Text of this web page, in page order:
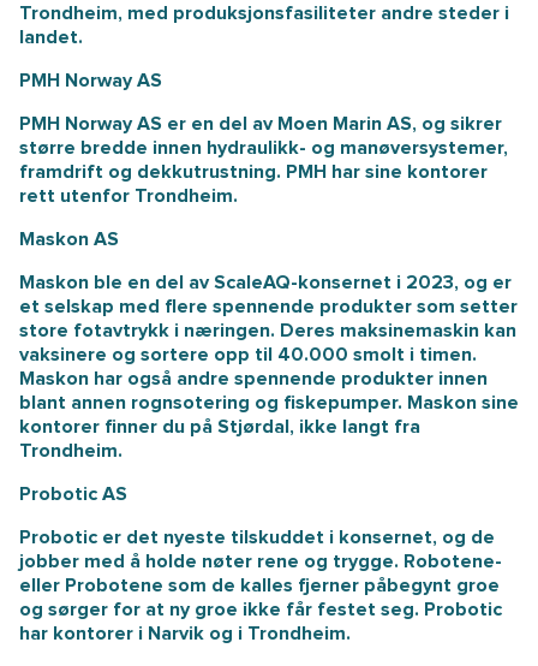
Trondheim, med produksjonsfasiliteter andre steder i
landet.
PMH Norway AS
PMH Norway AS er en del av Moen Marin AS, og sikrer
større bredde innen hydraulikk- og manøversystemer,
framdrift og dekkutrustning. PMH har sine kontorer
rett utenfor Trondheim.
Maskon AS
Maskon ble en del av ScaleAQ-konsernet i 2023, og er
et selskap med flere spennende produkter som setter
store fotavtrykk i næringen. Deres maksinemaskin kan
vaksinere og sortere opp til 40.000 smolt i timen.
Maskon har også andre spennende produkter innen
blant annen rognsotering og fiskepumper. Maskon sine
kontorer finner du på Stjørdal, ikke langt fra
Trondheim.
Probotic AS
Probotic er det nyeste tilskuddet i konsernet, og de
jobber med å holde nøter rene og trygge. Robotene-
eller Probotene som de kalles fjerner påbegynt groe
og sørger for at ny groe ikke får festet seg. Probotic
har kontorer i Narvik og i Trondheim.